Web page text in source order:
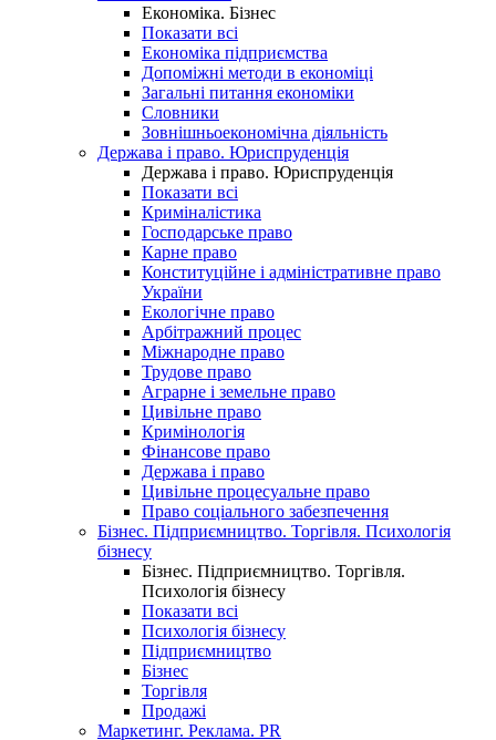
Економіка. Бізнес
Показати всі
Економіка підприємства
Допоміжні методи в економіці
Загальні питання економіки
Словники
Зовнішньоекономічна діяльність
Держава і право. Юриспруденція
Держава і право. Юриспруденція
Показати всі
Криміналістика
Господарське право
Карне право
Конституційне і адміністративне право
України
Екологічне право
Арбітражний процес
Міжнародне право
Трудове право
Аграрне і земельне право
Цивільне право
Кримінологія
Фінансове право
Держава і право
Цивільне процесуальне право
Право соціального забезпечення
Бізнес. Підприємництво. Торгівля. Психологія
бізнесу
Бізнес. Підприємництво. Торгівля.
Психологія бізнесу
Показати всі
Психологія бізнесу
Підприємництво
Бізнес
Торгівля
Продажі
Маркетинг. Реклама. PR